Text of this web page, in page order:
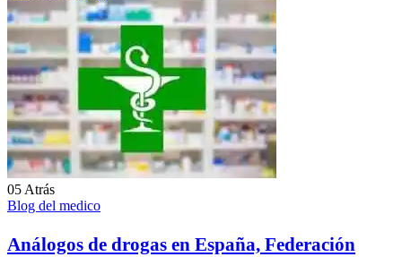
05 Atrás
Blog del medico
Análogos de drogas en España, Federación